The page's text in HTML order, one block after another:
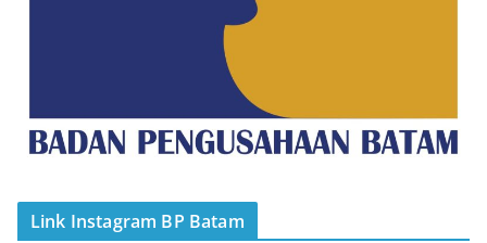
Link Instagram BP Batam